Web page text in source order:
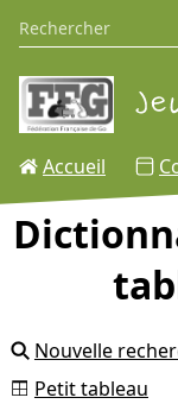
Accueil
Nouvelle
Petit tableau